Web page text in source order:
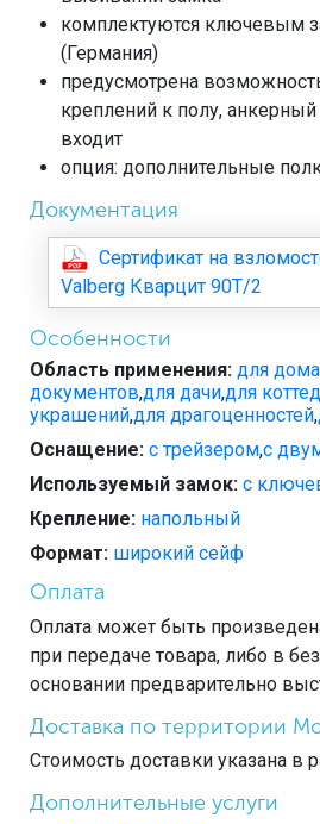
комплектуются ключевым
(Германия)
предусмотрена
креплений к полу,
входит
опция: дополнительные
Документация
Сертификат на
Valberg Кварцит 90Т/2
Особенности
Область применения: для дома
документов,для дачи,для
украшений,для драгоценностей,
Оснащение: с трейзером,с
Используемый замок: с
Крепление: напольный
Формат: широкий сейф
Оплата
Оплата может быть
при передаче товара, либо в
основании предварительно
Доставка по территории
Стоимость доставки указана в
Дополнительные услуги